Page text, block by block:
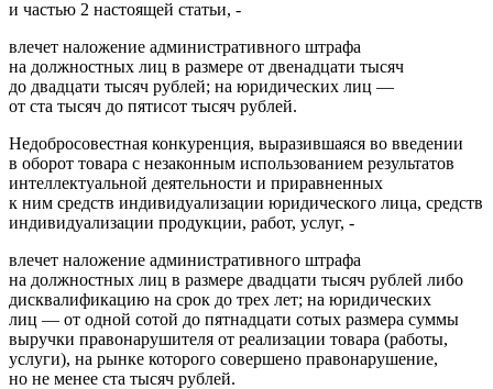
и частью 2 настоящей статьи, -
влечет наложение административного штрафа
на должностных лиц в размере от двенадцати тысяч
до двадцати тысяч рублей; на юридических лиц —
от ста тысяч до пятисот тысяч рублей.
Недобросовестная конкуренция, выразившаяся во введении
в оборот товара с незаконным использованием результатов
интеллектуальной деятельности и приравненных
к ним средств индивидуализации юридического лица, средств
индивидуализации продукции, работ, услуг, -
влечет наложение административного штрафа
на должностных лиц в размере двадцати тысяч рублей либо
дисквалификацию на срок до трех лет; на юридических
лиц — от одной сотой до пятнадцати сотых размера суммы
выручки правонарушителя от реализации товара (работы,
услуги), на рынке которого совершено правонарушение,
но не менее ста тысяч рублей.